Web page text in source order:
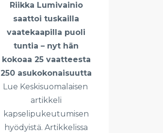
Riikka Lumivainio
saattoi tuskailla
vaatekaapilla puoli
tuntia – nyt hän
kokoaa 25 vaatteesta
250 asukokonaisuutta
Lue Keskisuomalaisen
artikkeli
kapselipukeutumisen
hyödyistä. Artikkelissa